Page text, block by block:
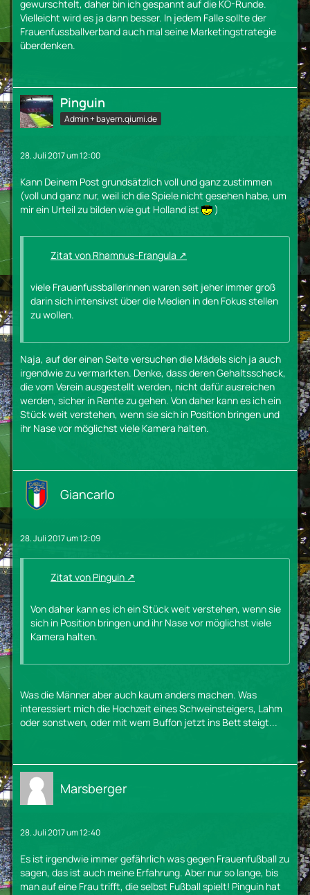
gewurschtelt, daher bin ich gespannt auf die KO-Runde.
Vielleicht wird es ja dann besser. In jedem Falle sollte der
Frauenfussballverband auch mal seine Marketingstrategie
überdenken.
Pinguin
Admin + bayern.qiumi.de
28. Juli 2017 um 12:00
Kann Deinem Post grundsätzlich voll und ganz zustimmen
(voll und ganz nur, weil ich die Spiele nicht gesehen habe, um
mir ein Urteil zu bilden wie gut Holland ist
)
Zitat von Rhamnus-Frangula
viele Frauenfussballerinnen waren seit jeher immer groß
darin sich intensivst über die Medien in den Fokus stellen
zu wollen.
Naja, auf der einen Seite versuchen die Mädels sich ja auch
irgendwie zu vermarkten. Denke, dass deren Gehaltsscheck,
die vom Verein ausgestellt werden, nicht dafür ausreichen
werden, sicher in Rente zu gehen. Von daher kann es ich ein
Stück weit verstehen, wenn sie sich in Position bringen und
ihr Nase vor möglichst viele Kamera halten.
Giancarlo
28. Juli 2017 um 12:09
Zitat von Pinguin
Von daher kann es ich ein Stück weit verstehen, wenn sie
sich in Position bringen und ihr Nase vor möglichst viele
Kamera halten.
Was die Männer aber auch kaum anders machen. Was
interessiert mich die Hochzeit eines Schweinsteigers, Lahm
oder sonstwen, oder mit wem Buffon jetzt ins Bett steigt...
Marsberger
28. Juli 2017 um 12:40
Es ist irgendwie immer gefährlich was gegen Frauenfußball zu
sagen, das ist auch meine Erfahrung. Aber nur so lange, bis
man auf eine Frau trifft, die selbst Fußball spielt! Pinguin hat